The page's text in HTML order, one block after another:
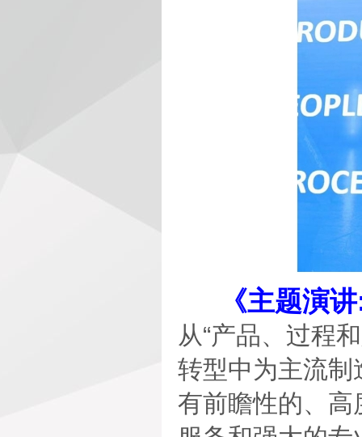
《主题演
从“产品、过程
转型中为主流
有前瞻性的、